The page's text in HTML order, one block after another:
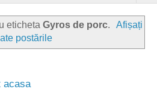
eticheta Gyros de porc.
Afișați
postările
acasa